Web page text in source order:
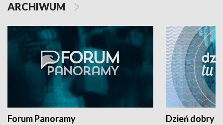
ARCHIWUM
Forum Panoramy Dzień dobry